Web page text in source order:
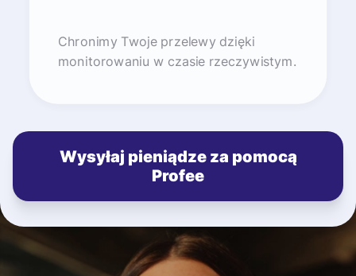
Chronimy Twoje przelewy dzięki
monitorowaniu w czasie rzeczywistym.
Wysyłaj pieniądze za pomocą
Profee